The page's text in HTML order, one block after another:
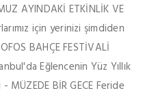
AYINDAKİ ETKİNLİK VE
için yerinizi şimdiden
BAHÇE FESTİVALİ
Eğlencenin Yüz Yıllık
BİR GECE Feride